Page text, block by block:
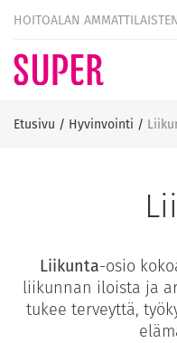
HOITOALAN
Etusivu / Hyvinvointi /
Liikunta-osio
liikunnan iloista ja
tukee terveyttä,